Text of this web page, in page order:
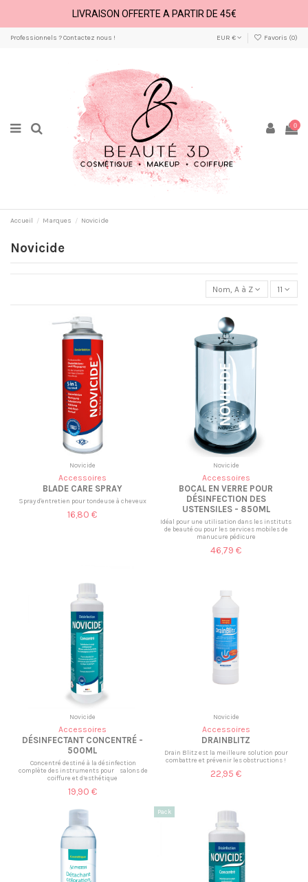
LIVRAISON OFFERTE A PARTIR DE 45€
Professionnels ? Contactez nous ! EUR € Favoris (0)
0
Accueil Marques Novicide
Novicide
Nom, A à Z 11
Novicide
Accessoires
BLADE CARE SPRAY
Spray d'entretien pour tondeuse à cheveux
16,80 €
Novicide
Accessoires
BOCAL EN VERRE POUR
DÉSINFECTION DES
USTENSILES - 850ML
Idéal pour une utilisation dans les instituts
de beauté ou pour les services mobiles de
manucure pédicure
46,79 €
Novicide
Accessoires
DÉSINFECTANT CONCENTRÉ -
500ML
Concentré destiné à la désinfection
complète des instruments pour salons de
coiffure et d’esthétique
19,90 €
Novicide
Accessoires
DRAINBLITZ
Drain Blitz est la meilleure solution pour
combattre et prévenir les obstructions !
22,95 €
Pack